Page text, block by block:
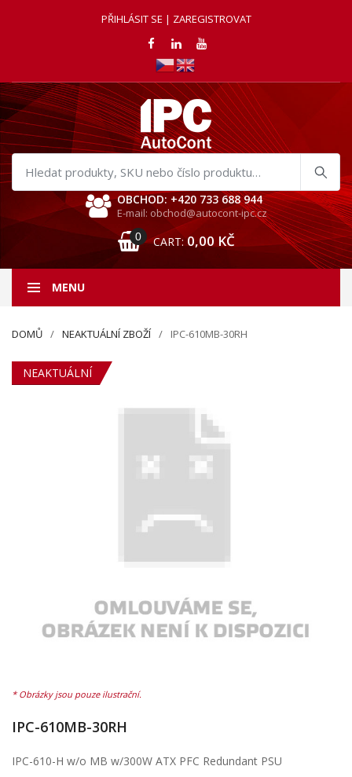
PŘIHLÁSIT SE | ZAREGISTROVAT
Hledat
produkty
OBCHOD: +420 733 688 944
E-mail: obchod@autocont-ipc.cz
0 CART: 0,00 KČ
MENU
DOMŮ NEAKTUÁLNÍ ZBOŽÍ IPC-610MB-30RH
NEAKTUÁLNÍ
IPC-610MB-30RH
IPC-610-H w/o MB w/300W ATX PFC Redundant PSU